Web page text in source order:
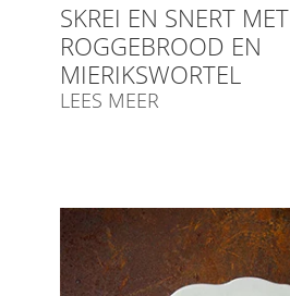
SKREI EN SNERT MET
ROGGEBROOD EN
MIERIKSWORTEL
LEES MEER